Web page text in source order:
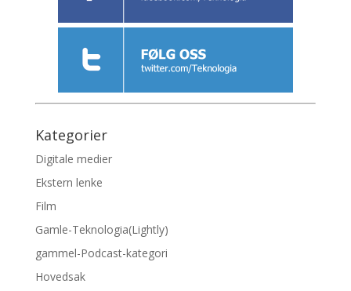
Kategorier
Digitale medier
Ekstern lenke
Film
Gamle-Teknologia(Lightly)
gammel-Podcast-kategori
Hovedsak